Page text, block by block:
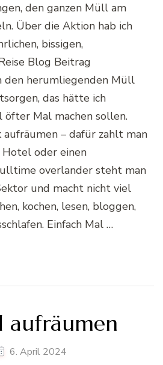
den ganzen Müll am
Über die Aktion hab ich
bissigen,
Blog Beitrag
den herumliegenden Müll
das hätte ich
öfter Mal machen sollen.
– dafür zahlt man
oder einen
overlander steht man
und macht nicht viel
kochen, lesen, bloggen,
Einfach Mal …
aufräumen
6. April 2024